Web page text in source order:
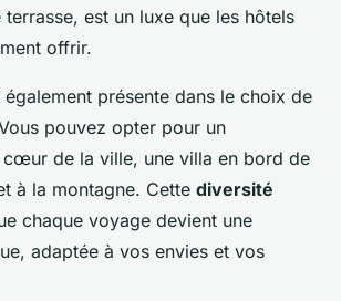
terrasse, est un luxe que les hôtels
offrir.
également présente dans le choix de
pouvez opter pour un
cœur de la ville, une villa en bord de
à la montagne. Cette diversité
chaque voyage devient une
adaptée à vos envies et vos